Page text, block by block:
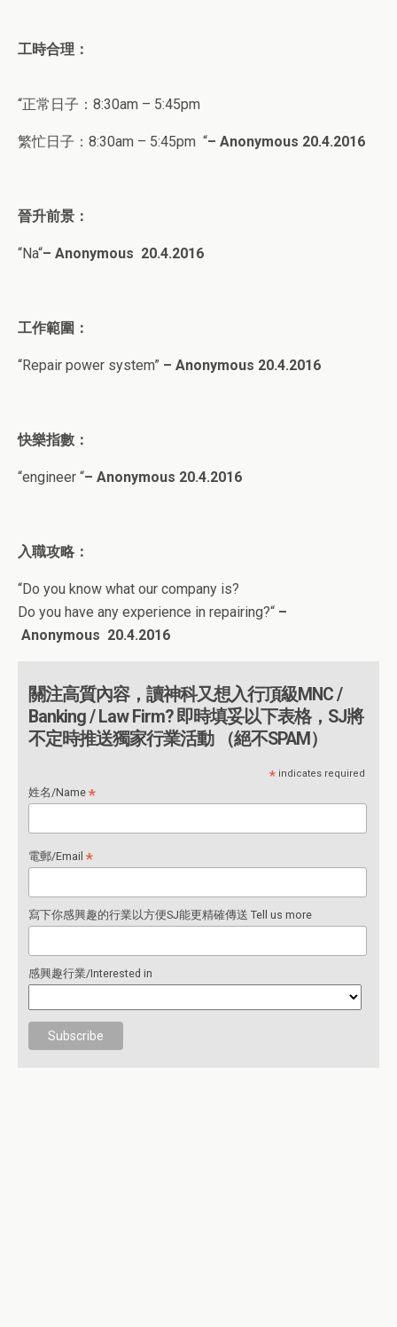
工時合理：
“正常日子： 8:30am – 5:45pm
繁忙日子： 8:30am – 5:45pm “– Anonymous 20.4.2016
晉升前景：
“Na“– Anonymous 20.4.2016
工作範圍：
“Repair power system” – Anonymous 20.4.2016
快樂指數：
“engineer “– Anonymous 20.4.2016
入職攻略：
“Do you know what our company is?
Do you have any experience in repairing?“ –
Anonymous 20.4.2016
關注高質內容，讀神科又想入行頂級MNC /
Banking / Law Firm? 即時填妥以下表格，SJ將
不定時推送獨家行業活動 （絕不SPAM）
* indicates required
姓名/Name*
電郵/Email*
寫下你感興趣的行業以方便SJ能更精確傳送 Tell us more
感興趣行業/Interested in